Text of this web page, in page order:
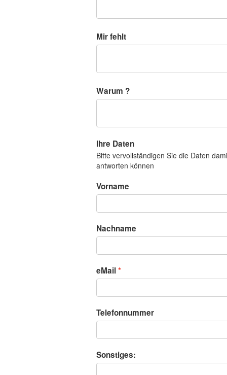
Mir fehlt
Warum ?
Ihre Daten
Bitte vervollständigen Sie die Daten
antworten können
Vorname
Nachname
eMail
Telefonnummer
Sonstiges: